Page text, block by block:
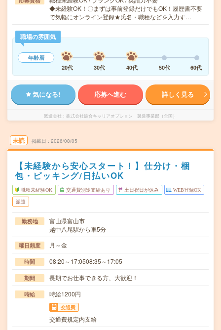
◆未経験OK！〇まずは事前登録だけでもOK！履歴書不要
で気軽にオンライン登録★氏名・職種などを入力す…
職場の雰囲気
年齢層
20代
30代 40代 50代 60代
気になる! 応募へ進む 詳しく見る
派遣会社 株式会社綜合キャリアオプション 製造事業部（全国）
未読 掲載日 2026/08/05
【未経験から安心スタート！】仕分け・梱
包・ピッキング/日払いOK
職種未経験OK 交通費別途支給あり 土日祝日が休み WEB登録OK
派遣
勤務地
富山県富山市
越中八尾駅から車5分
曜日頻度 月～金
時間 08:20～17:0508:35～17:05
期間 長期でお仕事できる方、大歓迎！
時給 時給1200円
交通費
交通費規定内支給